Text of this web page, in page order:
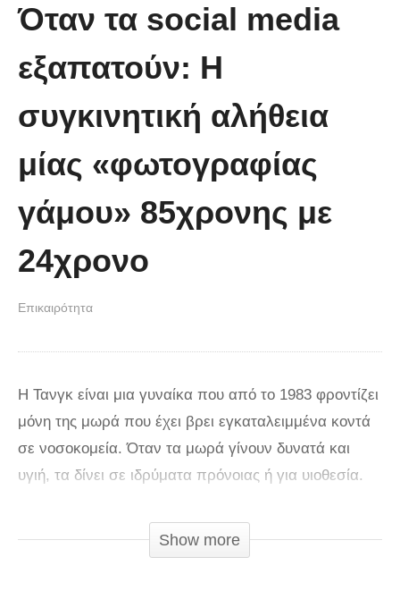
πρώτη στιγμή και συγκίνησε το
νοηματική με ένα μικρό κορίτσι
Όταν τα social media
εξαπατούν: Η
συγκινητική αλήθεια
μίας «φωτογραφίας
γάμου» 85χρονης με
24χρονο
Επικαιρότητα
Η Τανγκ είναι μια γυναίκα που από το 1983 φροντίζει
μόνη της μωρά που έχει βρει εγκαταλειμμένα κοντά
σε νοσοκομεία. Όταν τα μωρά γίνουν δυνατά και
υγιή, τα δίνει σε ιδρύματα πρόνοιας ή για υιοθεσία.
ηλικιωμένης γυναίκας και ενός νεαρού άνδρα, με
διαφορά ηλικίας 61 ετών έγινε viral στις κινεζικές
Show more